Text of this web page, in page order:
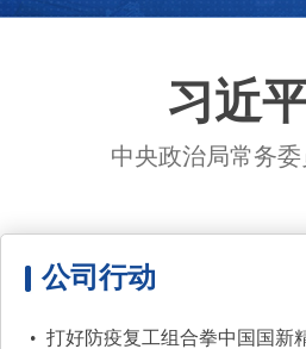
习近
中央政治局常务
公司行动
打好防疫复工组合拳中国国新